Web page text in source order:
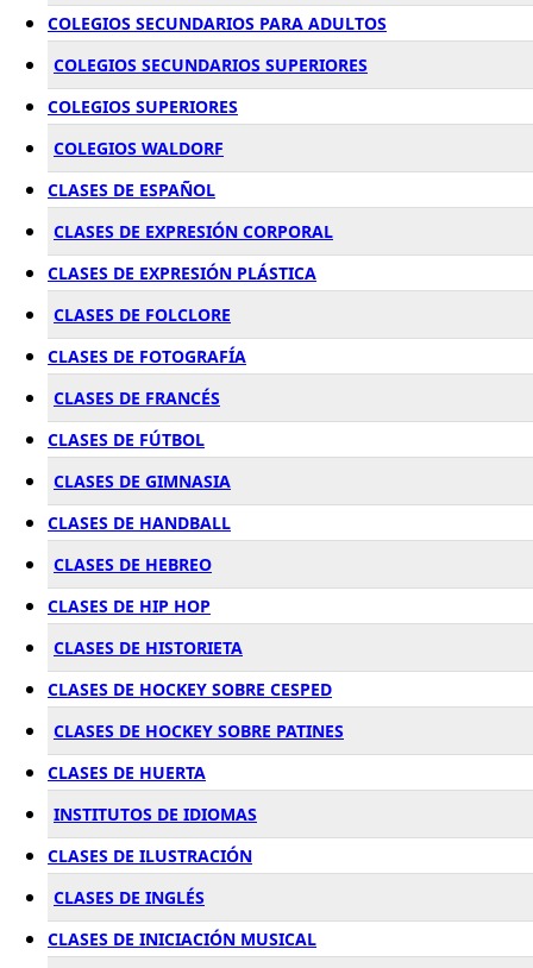
COLEGIOS SECUNDARIOS PARA ADULTOS
COLEGIOS SECUNDARIOS SUPERIORES
COLEGIOS SUPERIORES
COLEGIOS WALDORF
CLASES DE ESPAÑOL
CLASES DE EXPRESIÓN CORPORAL
CLASES DE EXPRESIÓN PLÁSTICA
CLASES DE FOLCLORE
CLASES DE FOTOGRAFÍA
CLASES DE FRANCÉS
CLASES DE FÚTBOL
CLASES DE GIMNASIA
CLASES DE HANDBALL
CLASES DE HEBREO
CLASES DE HIP HOP
CLASES DE HISTORIETA
CLASES DE HOCKEY SOBRE CESPED
CLASES DE HOCKEY SOBRE PATINES
CLASES DE HUERTA
INSTITUTOS DE IDIOMAS
CLASES DE ILUSTRACIÓN
CLASES DE INGLÉS
CLASES DE INICIACIÓN MUSICAL